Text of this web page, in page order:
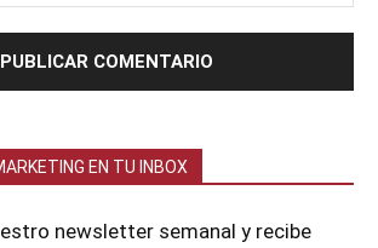
EN TU INBOX
newsletter semanal y recibe